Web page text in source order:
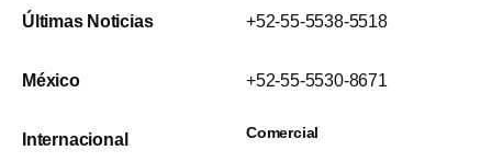
Últimas Noticias
México
Internacional
+52-55-5538-5518
+52-55-5530-8671
Comercial